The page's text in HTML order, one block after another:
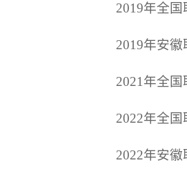
2019年全
2019年安
2021年全
2022年全
2022年安